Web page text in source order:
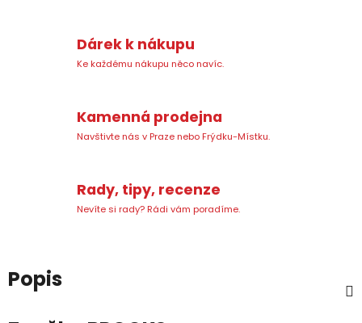
Dárek k nákupu
Ke každému nákupu něco navíc.
Kamenná prodejna
Navštivte nás v Praze nebo Frýdku-Místku.
Rady, tipy, recenze
Nevíte si rady? Rádi vám poradíme.
Popis